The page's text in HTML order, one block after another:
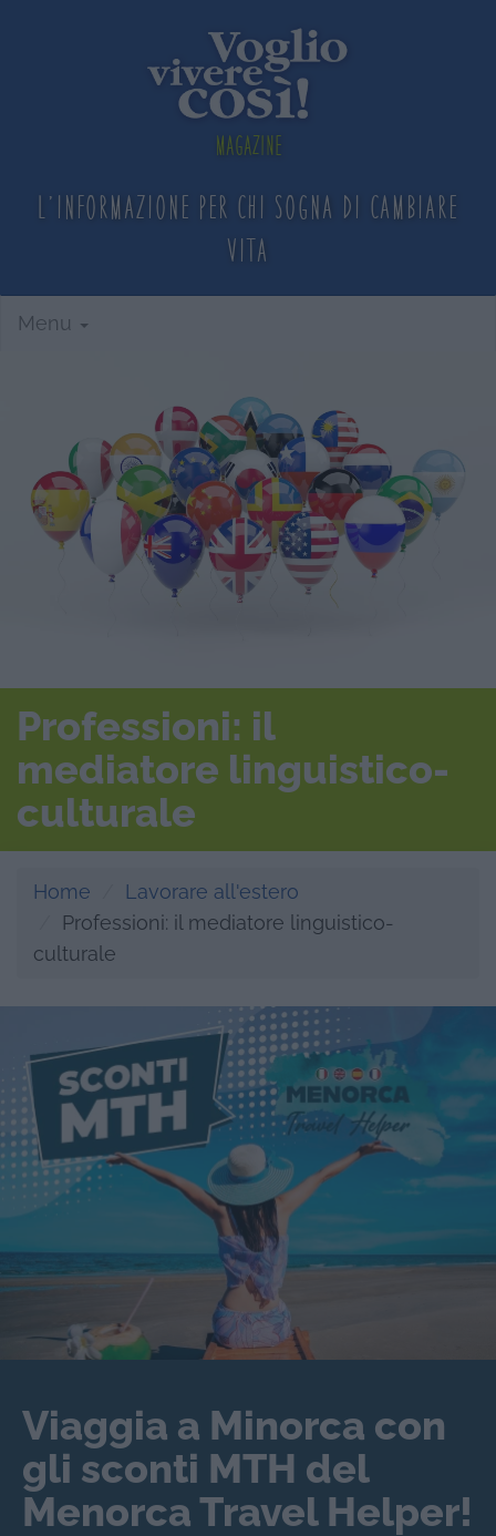
Magazine
L'informazione per chi sogna di cambiare
vita
Menu
Professioni: il
mediatore linguistico-
culturale
Home
Lavorare all'estero
Professioni: il mediatore linguistico-
culturale
Viaggia a Minorca con
gli sconti MTH del
Menorca Travel Helper!